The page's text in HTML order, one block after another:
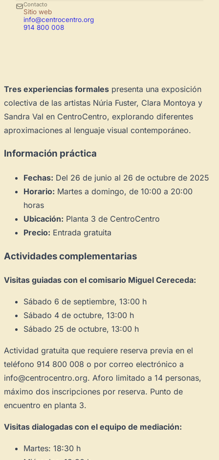
Contacto
Sitio web
info@centrocentro.org
914 800 008
Tres experiencias formales presenta una exposición
colectiva de las artistas Núria Fuster, Clara Montoya y
Sandra Val en CentroCentro, explorando diferentes
aproximaciones al lenguaje visual contemporáneo.
Información práctica
Fechas: Del 26 de junio al 26 de octubre de 2025
Horario: Martes a domingo, de 10:00 a 20:00
horas
Ubicación: Planta 3 de CentroCentro
Precio: Entrada gratuita
Actividades complementarias
Visitas guiadas con el comisario Miguel Cereceda:
Sábado 6 de septiembre, 13:00 h
Sábado 4 de octubre, 13:00 h
Sábado 25 de octubre, 13:00 h
Actividad gratuita que requiere reserva previa en el
teléfono 914 800 008 o por correo electrónico a
info@centrocentro.org. Aforo limitado a 14 personas,
máximo dos inscripciones por reserva. Punto de
encuentro en planta 3.
Visitas dialogadas con el equipo de mediación:
Martes: 18:30 h